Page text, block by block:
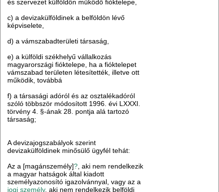
és szervezet külföldön működő fióktelepe,
c) a devizakülföldinek a belföldön lévő
képviselete,
d) a vámszabadterületi társaság,
e) a külföldi székhelyű vállalkozás
magyarországi fióktelepe, ha a fióktelepet
vámszabad területen létesítették, illetve ott
működik, továbbá
f) a társasági adóról és az osztalékadóról
szóló többször módosított 1996. évi LXXXI.
törvény 4. §-ának 28. pontja alá tartozó
társaság;
A devizajogszabályok szerint
devizakülföldinek minősülő ügyfél tehát:
Az a [magánszemély]? , aki nem rendelkezik
a magyar hatságok által kiadott
személyazonosító igazolvánnyal, vagy az a
jogi személy, aki nem rendelkezik belföldi